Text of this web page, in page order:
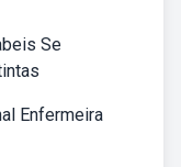
Se
Enfermeira